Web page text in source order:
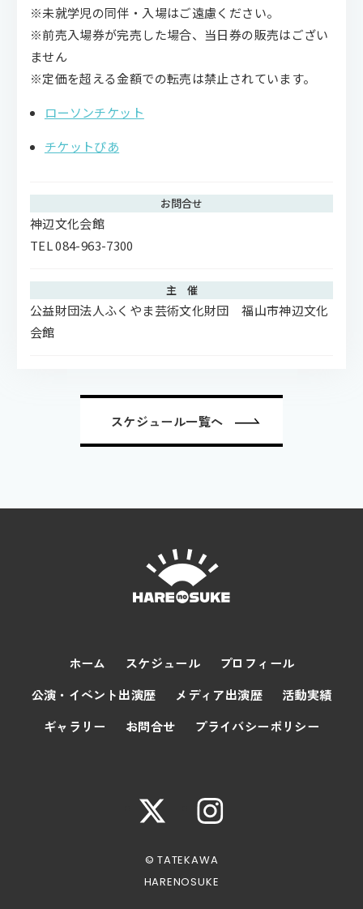
※未就学児の同伴・入場はご遠慮ください。
※前売入場券が完売した場合、当日券の販売はござい
ません
※定価を超える金額での転売は禁止されています。
ローソンチケット
チケットぴあ
お問合せ
神辺文化会館
TEL 084-963-7300
主 催
公益財団法人ふくやま芸術文化財団 福山市神辺文化
会館
スケジュール一覧へ
ホーム スケジュール
プロフィール
公演・イベント出演歴
メディア出演歴
活動実績
ギャラリー
お問合せ プライバシーポリシー
© TATEKAWA
HARENOSUKE